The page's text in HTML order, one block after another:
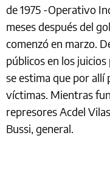
de 1975 -Operativo
meses después del
comenzó en marzo.
públicos en los
se estima que por allí
víctimas. Mientras
represores Acdel
Bussi, general.